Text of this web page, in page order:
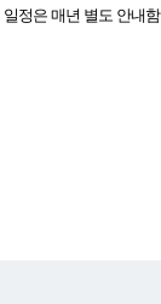
정은 매년 별도 안내함